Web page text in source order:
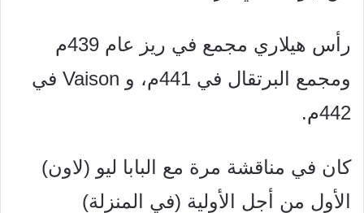
رأس هیلاري مجمع في ريز عام 439م
ومجمع البرتقال في
441م، و Vaison في
442م.
كان في مناقشة مرة مع البابا ليو (لاون)
الأول من أجل الأولية (في
المنزلة)